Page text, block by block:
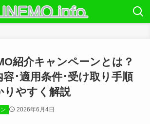
紹介キャンペーンとは？
容･適用条件･受け取り手順
りやすく解説
2026年6月4日